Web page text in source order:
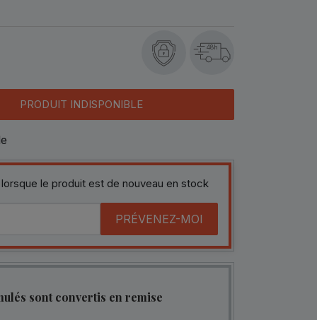
48h
PRODUIT INDISPONIBLE
le produit est de nouveau en stock
PRÉVENEZ-MOI
sont convertis en remise